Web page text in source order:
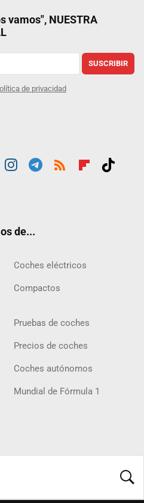
vamos", NUESTRA
SUSCRIBIR
de privacidad
de...
Coches eléctricos
Compactos
Pruebas de coches
Precios de coches
Coches autónomos
Mundial de Fórmula 1